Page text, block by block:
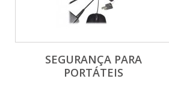
SEGURANÇA PARA
PORTÁTEIS